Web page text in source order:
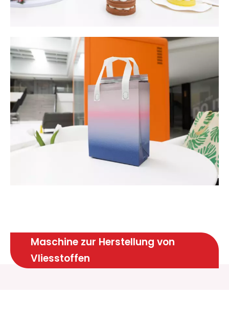
Maschine zur Herstellung von
Vliesstoffen